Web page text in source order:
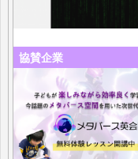
協賛企業